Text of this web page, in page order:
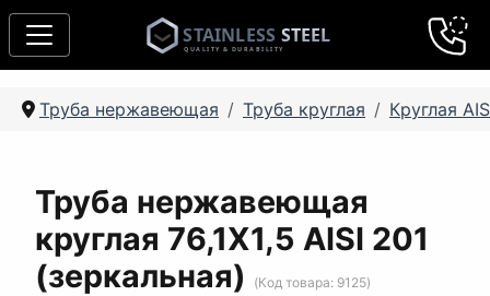
Труба нержавеющая Труба круглая Круглая
Труба нержавеющая
круглая 76,1Х1,5 AISI 201
(зеркальная)
(Код товара: 9125)